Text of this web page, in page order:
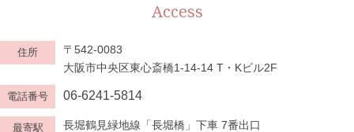
Access
住所
〒542-0083
大阪市中央区東心斎橋1-14-14 T・Kビル2F
電話番号 06-6241-5814
最寄駅
長堀鶴見緑地線「長堀橋」下車 7番出口